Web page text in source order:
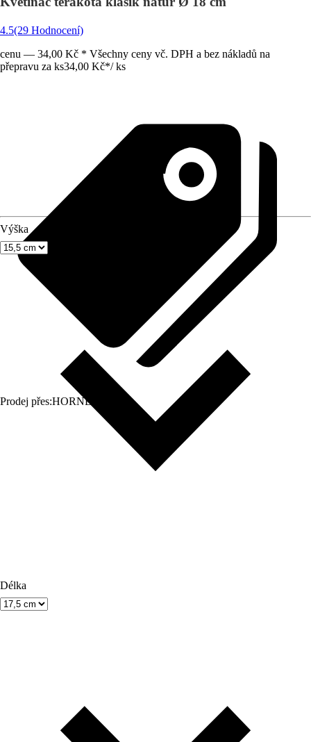
4.5(29 Hodnocení)
cenu — 34,00 Kč * Všechny ceny vč. DPH a bez nákladů na
přepravu za ks34,00 Kč*/ ks
Prodej přes:HORNBACH
Výška
Délka